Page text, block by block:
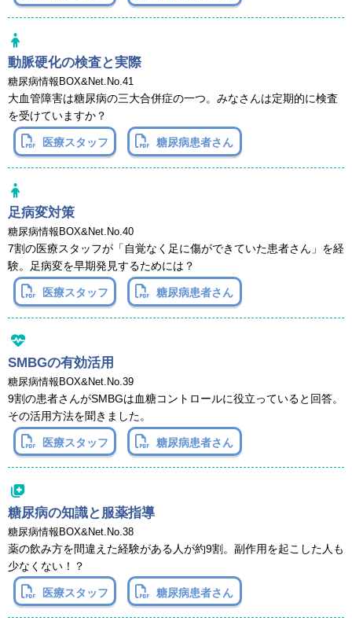
動脈硬化の検査と実際
糖尿病情報BOX&Net.No.41
大血管障害は糖尿病の三大合併症の一つ。みなさんは定期的に検査
を受けていますか？
医療スタッフ 糖尿病患者さん
足病変対策
糖尿病情報BOX&Net.No.40
7割の医療スタッフが「自覚なく足に傷ができていた患者さん」を経
験。足病変を早期発見するためには？
医療スタッフ 糖尿病患者さん
SMBGの有効活用
糖尿病情報BOX&Net.No.39
9割の患者さんがSMBGは血糖コントロールに役立っていると回答。
その活用方法を聞きました。
医療スタッフ 糖尿病患者さん
糖尿病の知識と服薬指導
糖尿病情報BOX&Net.No.38
薬の飲み方を間違えた経験がある人が約9割。副作用を起こした人も
少なくない！？
医療スタッフ 糖尿病患者さん